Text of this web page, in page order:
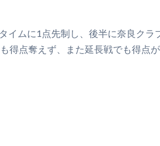
イムに1点先制し、後半に奈良クラ
得点奪えず、また延長戦でも得点